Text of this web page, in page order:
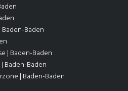
Baden-Baden
| Baden-Baden
Baden-Baden
| Baden-Baden